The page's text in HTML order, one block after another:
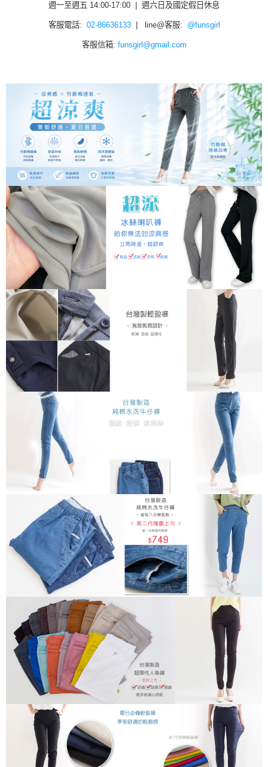
週一至週五 14:00-17:00 | 週六日及國定假日休息
客服電話: 02-86636133| line@客服: @funsgirl
客服信箱: funsgirl@gmail.com